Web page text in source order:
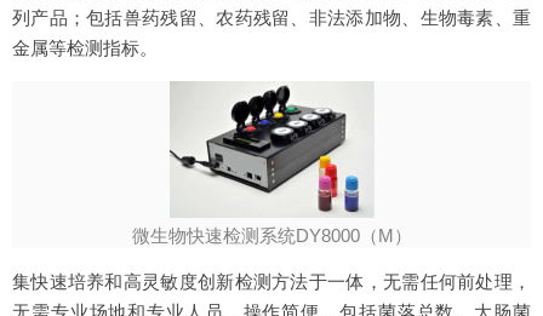
列产品；包括兽药残留、农药残留、非法添加物、生物毒素、重
金属等检测指标。
微生物快速检测系统DY8000（M）
集快速培养和高灵敏度创新检测方法于一体，无需任何前处理，
无需专业场地和专业人员，操作简便，包括菌落总数、大肠菌